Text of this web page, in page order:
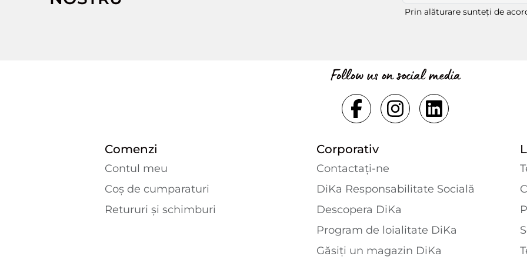
Prin alăturare sunteți de
Follow us on social media
Comenzi
Contul meu
Coș de cumparaturi
Retururi și schimburi
Corporativ
Contactaţi-ne
DiKa Responsabilitate Socială
Descopera DiKa
Program de loialitate DiKa
Găsiți un magazin DiKa